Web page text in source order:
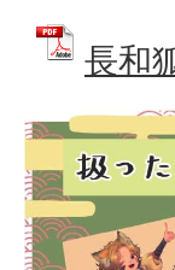
長和